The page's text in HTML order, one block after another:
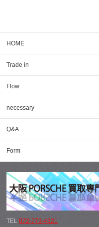
HOME
Trade in
Flow
necessary
Q&A
Form
TEL072-773-4321